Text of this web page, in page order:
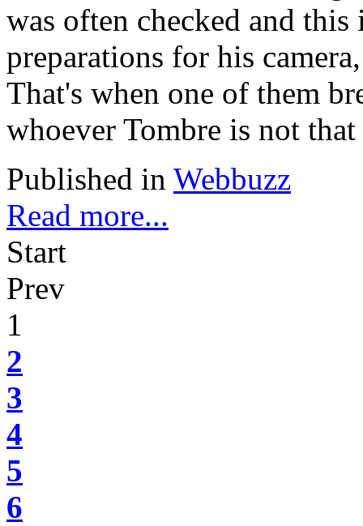
was often checked and
preparations for his
That's when one of them
whoever Tombre is not
Published in Webbuzz
Read more...
Start
Prev
1
2
3
4
5
6